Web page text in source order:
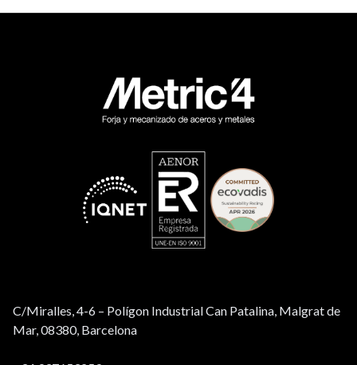
C/Miralles, 4-6 – Polígon Industrial Can Patalina, Malgrat de
Mar, 08380, Barcelona